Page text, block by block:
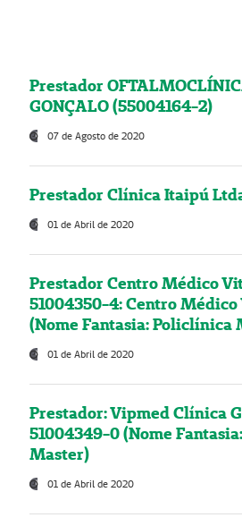
Prestador
GONÇALO (55004164-2)
07 de Agosto de 2020
Prestador Clínica Itaipú
01 de Abril de 2020
Prestador Centro Médico
51004350-4: Centro
(Nome Fantasia: Policlínica
01 de Abril de 2020
Prestador: Vipmed Clínica
51004349-0 (Nome
Master)
01 de Abril de 2020